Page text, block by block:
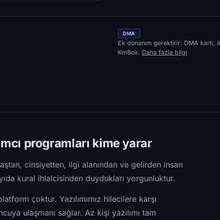
DMA
Ek donanım gerektirir: DMA kartı,
KmBox. Daha fazla bilgi
programları kime yarar
cinsiyetten, ilgi alanından ve gelirden insan
kural ihlalcisinden duydukları yorgunluktur.
çoktur. Yazılımımız hilecilere karşı
ulaşmanı sağlar. Az kişi yazılımı tam